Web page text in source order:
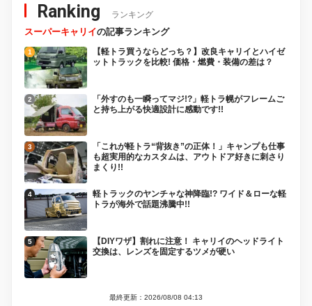
Ranking ランキング
スーパーキャリイの記事ランキング
【軽トラ買うならどっち？】改良キャリイとハイゼ
ットトラックを比較! 価格・燃費・装備の差は？
「外すのも一瞬ってマジ!?」軽トラ幌がフレームご
と持ち上がる快適設計に感動です!!
「これが軽トラ“背抜き”の正体！」キャンプも仕事
も超実用的なカスタムは、アウトドア好きに刺さり
まくり!!
軽トラックのヤンチャな神降臨!? ワイド＆ローな軽
トラが海外で話題沸騰中!!
【DIYワザ】割れに注意！ キャリイのヘッドライト
交換は、レンズを固定するツメが硬い
最終更新：2026/08/08 04:13